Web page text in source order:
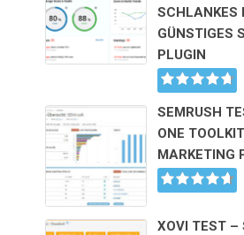
SCHLANKES
GÜNSTIGES
PLUGIN
SEMRUSH
ONE
MARKETING
XOVI TEST –